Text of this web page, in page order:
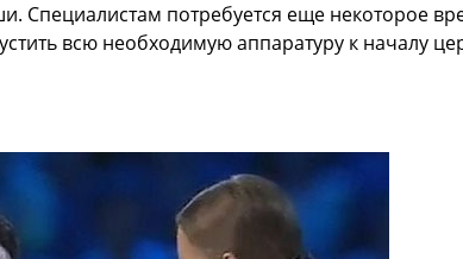
Специалистам потребуется еще некоторое
всю необходимую аппаратуру к началу